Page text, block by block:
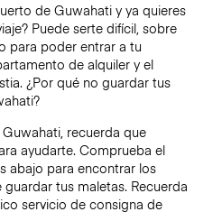
de Guwahati y ya quieres
Puede serte difícil, sobre
para poder entrar a tu
de alquiler y el
¿Por qué no guardar tus
recuerda que
ayudarte. Comprueba el
abajo para encontrar los
tus maletas. Recuerda
servicio de consigna de